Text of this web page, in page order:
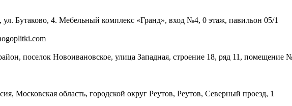
Бутаково, 4. Мебельный комплекс «Гранд», вход №4, 0 этаж, павильон 05/1
поселок Новоивановское, улица Западная, строение 18, ряд 11, помещение
Московская область, городской округ Реутов, Реутов, Северный проезд, 1